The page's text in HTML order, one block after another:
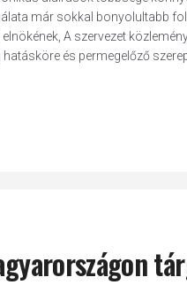
már sokkal bonyolultabb
A szervezet
és permegelőző